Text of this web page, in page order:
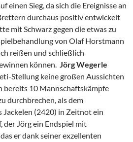
einen Sieg, da sich die Ereignisse an
durchaus positiv entwickelt
mit Schwarz gegen die etwas zu
von Olaf Horstmann
reißen und schließlich
können. Jörg Wegerle
Stellung keine großen Aussichten
bereits 10 Mannschaftskämpfe
durchbrechen, als dem
(2420) in Zeitnot ein
der Jörg ein Endspiel mit
er dank seiner exzellenten